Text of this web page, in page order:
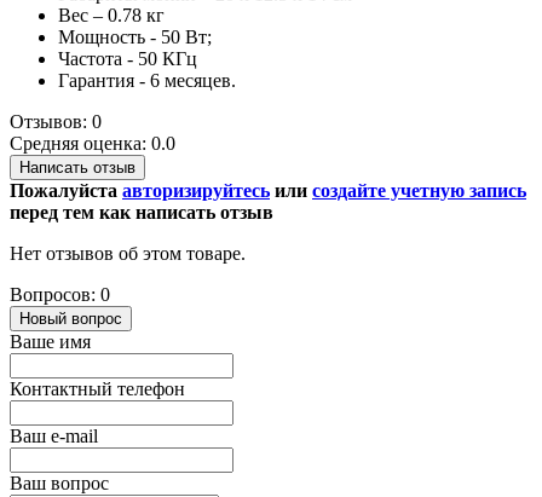
Вес – 0.78 кг
Мощность - 50 Вт;
Частота - 50 КГц
Гарантия - 6 месяцев.
Отзывов: 0
Средняя оценка: 0.0
Написать отзыв
Пожалуйста авторизируйтесь или создайте учетную запись
перед тем как написать отзыв
Нет отзывов об этом товаре.
Вопросов: 0
Новый вопрос
Ваше имя
Контактный телефон
Ваш e-mail
Ваш вопрос